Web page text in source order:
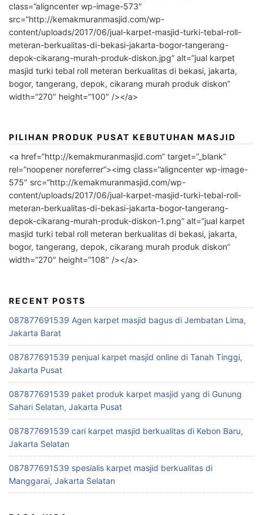
class=”aligncenter wp-image-573″
src=”http://kemakmuranmasjid.com/wp-
content/uploads/2017/06/jual-karpet-masjid-turki-tebal-roll-
meteran-berkualitas-di-bekasi-jakarta-bogor-tangerang-
depok-cikarang-murah-produk-diskon.jpg” alt=”jual karpet
masjid turki tebal roll meteran berkualitas di bekasi, jakarta,
bogor, tangerang, depok, cikarang murah produk diskon”
width=”270″ height=”100″ /></a>
PILIHAN PRODUK PUSAT KEBUTUHAN MASJID
<a href=”http://kemakmuranmasjid.com” target=”_blank”
rel=”noopener noreferrer”><img class=”aligncenter wp-image-
575″ src=”http://kemakmuranmasjid.com/wp-
content/uploads/2017/06/jual-karpet-masjid-turki-tebal-roll-
meteran-berkualitas-di-bekasi-jakarta-bogor-tangerang-
depok-cikarang-murah-produk-diskon-1.png” alt=”jual karpet
masjid turki tebal roll meteran berkualitas di bekasi, jakarta,
bogor, tangerang, depok, cikarang murah produk diskon”
width=”270″ height=”108″ /></a>
RECENT POSTS
087877691539 Agen karpet masjid bagus di Jembatan Lima,
Jakarta Barat
087877691539 penjual karpet masjid online di Tanah Tinggi,
Jakarta Pusat
087877691539 paket produk karpet masjid yang di Gunung
Sahari Selatan, Jakarta Pusat
087877691539 cari karpet masjid berkualitas di Kebon Baru,
Jakarta Selatan
087877691539 spesialis karpet masjid berkualitas di
Manggarai, Jakarta Selatan